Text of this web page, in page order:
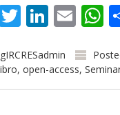
Twitter
,open-access,